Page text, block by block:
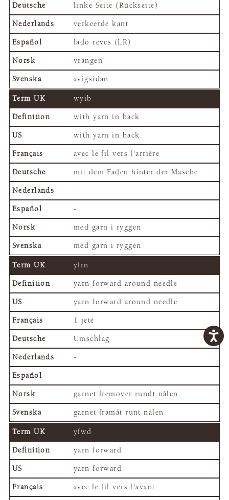
linke Seite (Rückseite)
verkeerde kant
lado reves (LR)
vrangen
avigsidan
wyib
with yarn in back
with yarn in back
avec le fil vers l'arrière
mit dem Faden hinter der Masche
-
-
med garn i ryggen
med garn i ryggen
yfrn
yarn forward around needle
yarn forward around needle
1 jeté
Umschlag
-
-
garnet fremover rundt nålen
garnet framåt runt nålen
yfwd
yarn forward
yarn forward
avec le fil vers l'avant